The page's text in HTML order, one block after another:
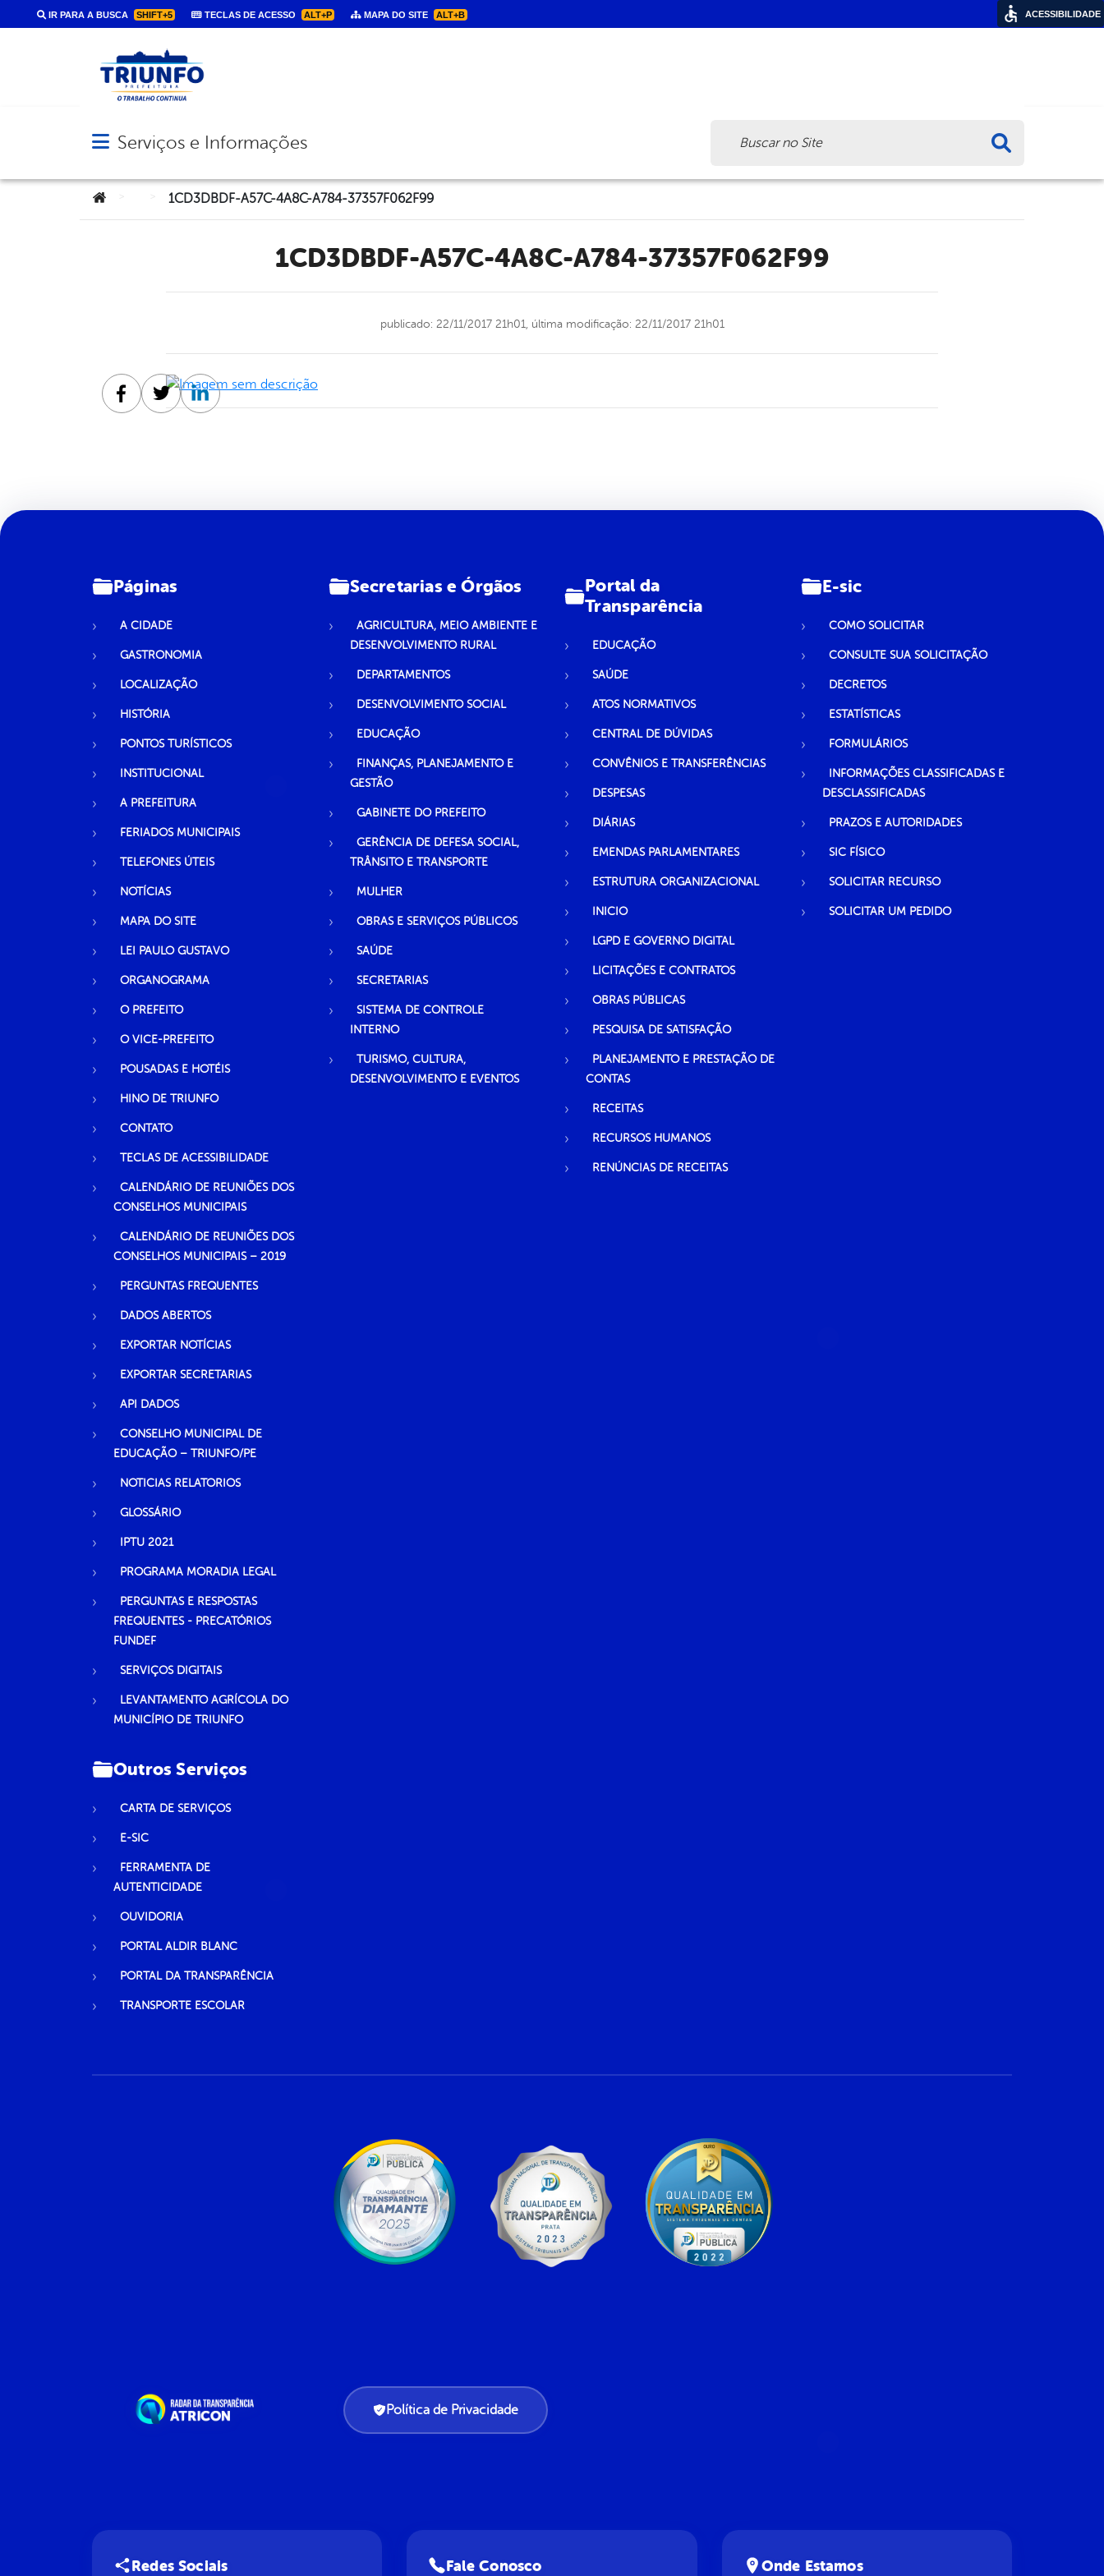
IR PARA A BUSCA SHIFT+5 TECLAS DE ACESSO ALT+P MAPA DO SITE ALT+B
Abrir menu principal de navegação
Serviços e Informações
Você está aqui:1CD3DBDF-A57C-4A8C-A784-37357F062F99
1CD3DBDF-A57C-4A8C-A784-37357F062F99
publicado: 22/11/2017 21h01, última modificação: 22/11/2017 21h01
Facebook
TwitterLinkedin
Páginas
A CIDADE
GASTRONOMIA
LOCALIZAÇÃO
HISTÓRIA
PONTOS TURÍSTICOS
INSTITUCIONAL
A PREFEITURA
FERIADOS MUNICIPAIS
TELEFONES ÚTEIS
NOTÍCIAS
MAPA DO SITE
LEI PAULO GUSTAVO
ORGANOGRAMA
O PREFEITO
O VICE-PREFEITO
POUSADAS E HOTÉIS
HINO DE TRIUNFO
CONTATO
TECLAS DE ACESSIBILIDADE
CALENDÁRIO DE REUNIÕES DOS
CONSELHOS MUNICIPAIS
CALENDÁRIO DE REUNIÕES DOS
CONSELHOS MUNICIPAIS – 2019
PERGUNTAS FREQUENTES
DADOS ABERTOS
EXPORTAR NOTÍCIAS
EXPORTAR SECRETARIAS
API DADOS
CONSELHO MUNICIPAL DE
EDUCAÇÃO – TRIUNFO/PE
NOTICIAS RELATORIOS
GLOSSÁRIO
IPTU 2021
PROGRAMA MORADIA LEGAL
PERGUNTAS E RESPOSTAS
FREQUENTES - PRECATÓRIOS
FUNDEF
SERVIÇOS DIGITAIS
LEVANTAMENTO AGRÍCOLA DO
MUNICÍPIO DE TRIUNFO
Secretarias e Órgãos
AGRICULTURA, MEIO AMBIENTE E
DESENVOLVIMENTO RURAL
DEPARTAMENTOS
DESENVOLVIMENTO SOCIAL
EDUCAÇÃO
FINANÇAS, PLANEJAMENTO E
GESTÃO
GABINETE DO PREFEITO
GERÊNCIA DE DEFESA SOCIAL,
TRÂNSITO E TRANSPORTE
MULHER
OBRAS E SERVIÇOS PÚBLICOS
SAÚDE
SECRETARIAS
SISTEMA DE CONTROLE
INTERNO
TURISMO, CULTURA,
DESENVOLVIMENTO E EVENTOS
Portal da
Transparência
EDUCAÇÃO
SAÚDE
ATOS NORMATIVOS
CENTRAL DE DÚVIDAS
CONVÊNIOS E TRANSFERÊNCIAS
DESPESAS
DIÁRIAS
EMENDAS PARLAMENTARES
ESTRUTURA ORGANIZACIONAL
INICIO
LGPD E GOVERNO DIGITAL
LICITAÇÕES E CONTRATOS
OBRAS PÚBLICAS
PESQUISA DE SATISFAÇÃO
PLANEJAMENTO E PRESTAÇÃO DE
CONTAS
RECEITAS
RECURSOS HUMANOS
RENÚNCIAS DE RECEITAS
E-sic
COMO SOLICITAR
CONSULTE SUA SOLICITAÇÃO
DECRETOS
ESTATÍSTICAS
FORMULÁRIOS
INFORMAÇÕES CLASSIFICADAS E
DESCLASSIFICADAS
PRAZOS E AUTORIDADES
SIC FÍSICO
SOLICITAR RECURSO
SOLICITAR UM PEDIDO
Outros Serviços
CARTA DE SERVIÇOS
E-SIC
FERRAMENTA DE
AUTENTICIDADE
OUVIDORIA
PORTAL ALDIR BLANC
PORTAL DA TRANSPARÊNCIA
TRANSPORTE ESCOLAR
Política de Privacidade
Redes Sociais Fale Conosco Onde Estamos
ACESSIBILIDADE